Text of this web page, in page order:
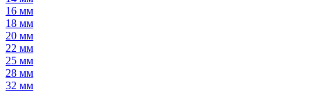
16 мм
18 мм
20 мм
22 мм
25 мм
28 мм
32 мм